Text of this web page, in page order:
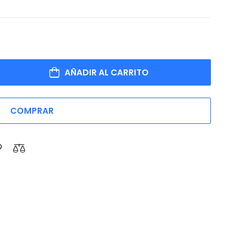
AÑADIR AL CARRITO
COMPRAR